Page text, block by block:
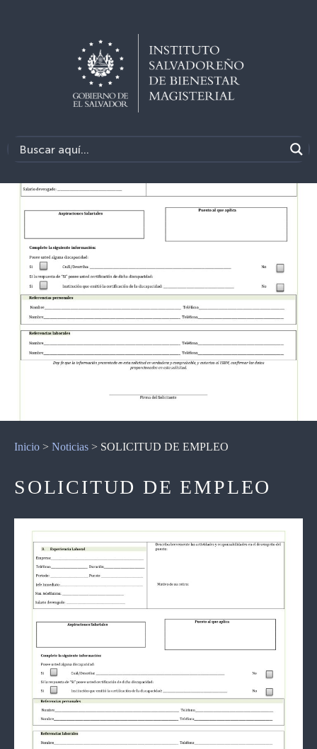
Inicio > Noticias > SOLICITUD DE EMPLEO
SOLICITUD DE EMPLEO